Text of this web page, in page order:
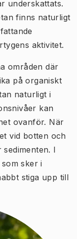
underskattats.
finns naturligt
aktivitet.
områden där
på organiskt
naturligt i
kan
ovanför. När
vid botten och
I
sker i
stiga upp till